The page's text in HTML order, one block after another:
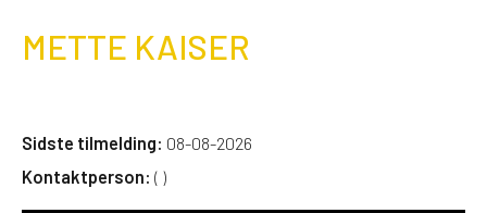
METTE KAISER
Sidste tilmelding: 08-08-2026
Kontaktperson: ( )